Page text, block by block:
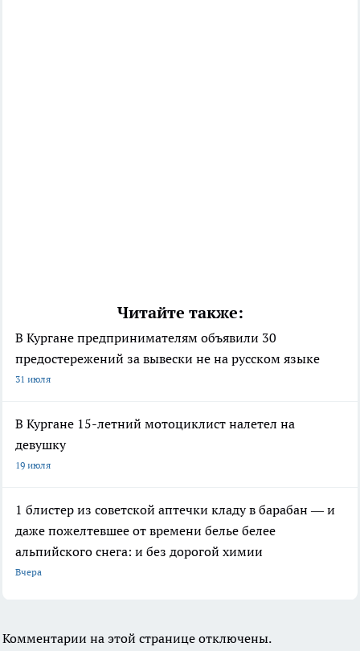
Читайте также:
В Кургане предпринимателям объявили 30
предостережений за вывески не на русском языке
31 июля
В Кургане 15-летний мотоциклист налетел на
девушку
19 июля
1 блистер из советской аптечки кладу в барабан — и
даже пожелтевшее от времени белье белее
альпийского снега: и без дорогой химии
Вчера
Комментарии на этой странице отключены.